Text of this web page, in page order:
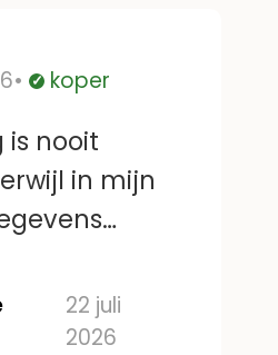
Geverifieerd
koper
is nooit
in mijn
al eerder
mijn vader
is er geen
22 juli
2026